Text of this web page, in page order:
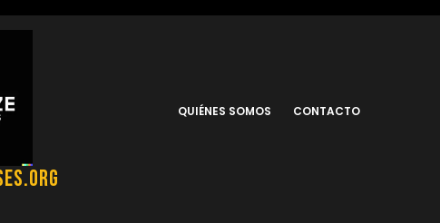
QUIÉNES SOMOS CONTACTO